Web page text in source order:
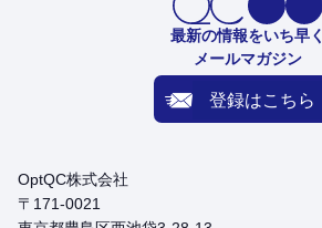
最新の情報をいち早く
メールマガジン
登録はこちら
OptQC株式会社
〒171-0021